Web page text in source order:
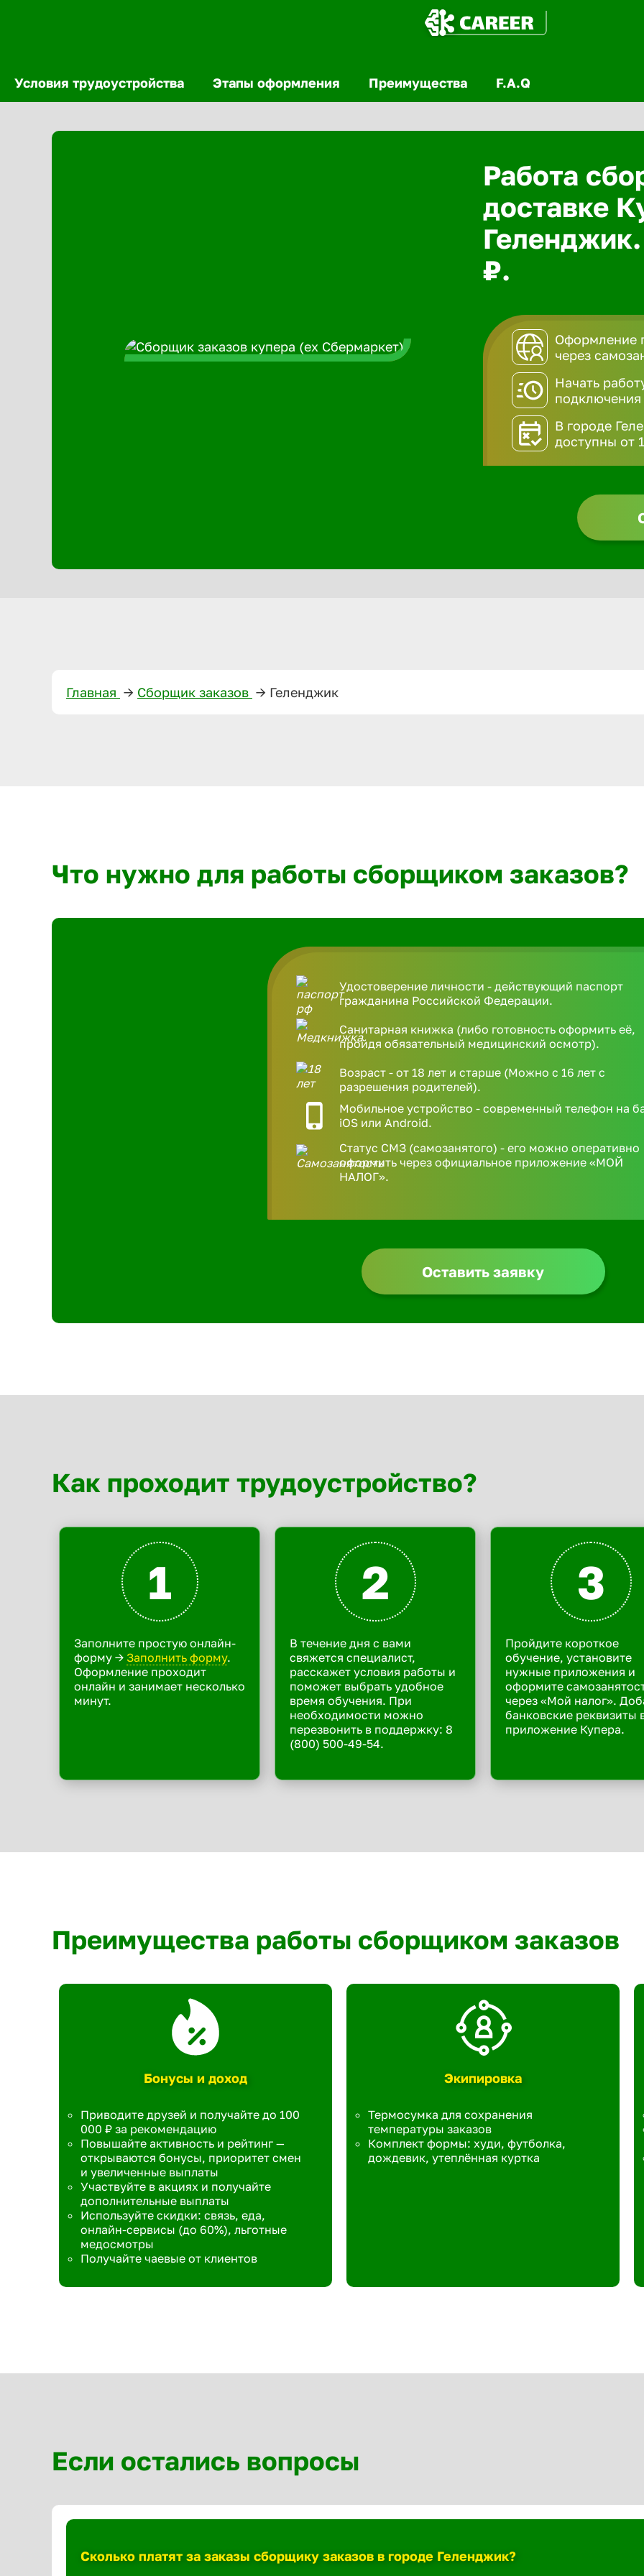
Условия трудоустройства Этапы оформления Преимущества F.A.Q
Работа
доставке
₽.
Оформление
через
Начать
подключения
В городе
доступны от
Главная —> Сборщик заказов —> Геленджик
Что нужно для работы сборщиком заказов?
Удостоверение личности - действующий паспорт
гражданина Российской Федерации.
Санитарная книжка (либо готовность оформить её,
пройдя обязательный медицинский осмотр).
Возраст - от 18 лет и старше (Можно с 16 лет с
разрешения родителей).
Мобильное устройство - современный телефон на
iOS или Android.
Статус СМЗ (самозанятого) - его можно оперативно
оформить через официальное приложение «МОЙ
НАЛОГ».
Оставить заявку
Как проходит трудоустройство?
1
Заполните простую онлайн-
форму -> Заполнить форму.
Оформление проходит
онлайн и занимает несколько
минут.
2
В течение дня с вами
свяжется специалист,
расскажет условия работы и
поможет выбрать удобное
время обучения. При
необходимости можно
перезвонить в поддержку: 8
(800) 500-49-54.
3
Пройдите короткое
обучение, установите
нужные приложения и
оформите
через «Мой налог».
банковские реквизиты
приложение Купера.
Преимущества работы сборщиком заказов
Бонусы и доход
Приводите друзей и получайте до 100
000 ₽ за рекомендацию
Повышайте активность и рейтинг —
открываются бонусы, приоритет смен
и увеличенные выплаты
Участвуйте в акциях и получайте
дополнительные выплаты
Используйте скидки: связь, еда,
онлайн-сервисы (до 60%), льготные
медосмотры
Получайте чаевые от клиентов
Экипировка
Термосумка для сохранения
температуры заказов
Комплект формы: худи, футболка,
дождевик, утеплённая куртка
Если остались вопросы
Сколько платят за заказы сборщику заказов в городе Геленджик?